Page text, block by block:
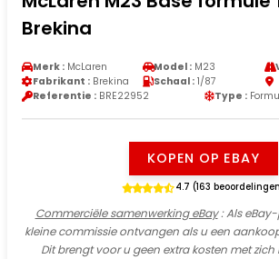
Brekina
Merk : McLaren Model : M23
Fabrikant : Brekina Schaal : 1/87
Referentie : BRE22952 Type :
KOPEN OP EBAY
4.7 (163
Commerciële samenwerking eBay: Als
kleine commissie ontvangen als u een
Dit brengt voor u geen extra kosten met